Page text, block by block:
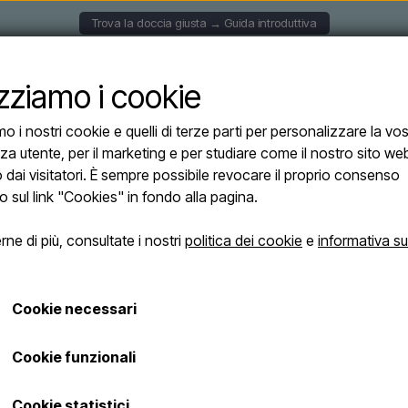
Trova la doccia giusta → Guida introduttiva
– Doccia da esterno a parete in acciaio inox 304 con finitura ottone e soffione
Lussero –
in acciaio inox
e soffione da
collega a un
i cookie
i nostri cookie e quelli di terze parti per personalizzare la
utente, per il marketing e per studiare come il nostro sito
dai visitatori. È sempre possibile revocare il proprio consenso
sul link "Cookies" in fondo alla pagina.
di più, consultate i nostri politica dei cookie e informativa
Cookie necessari
Cookie funzionali